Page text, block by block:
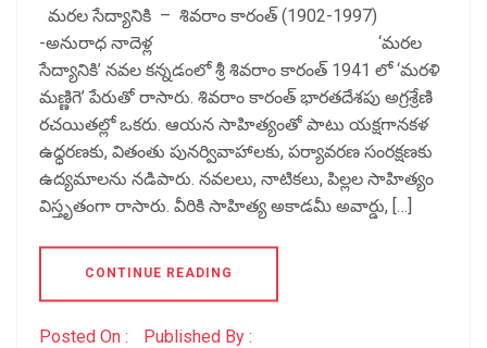
మరల సేద్యానికి – శివరాం కారంత్ (1902-1997)
-అనురాధ నాదెళ్ల ‘మరల
సేద్యానికి’ నవల కన్నడంలో శ్రీ శివరాం కారంత్ 1941 లో ‘మరళి
మణ్ణిగె’ పేరుతో రాసారు. శివరాం కారంత్ భారతదేశపు అగ్రశ్రేణి
రచయితల్లో ఒకరు. ఆయన సాహిత్యంతో పాటు యక్షగానకళ
ఉధ్ధరణకు, వితంతు పునర్వివాహాలకు, పర్యావరణ సంరక్షణకు
ఉద్యమాలను నడిపారు. నవలలు, నాటికలు, పిల్లల సాహిత్యం
విస్తృతంగా రాసారు. వీరికి సాహిత్య అకాడమీ అవార్డు, […]
CONTINUE READING
Posted On : Published By :